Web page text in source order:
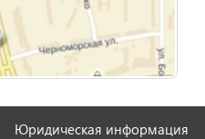
Юридическая информация